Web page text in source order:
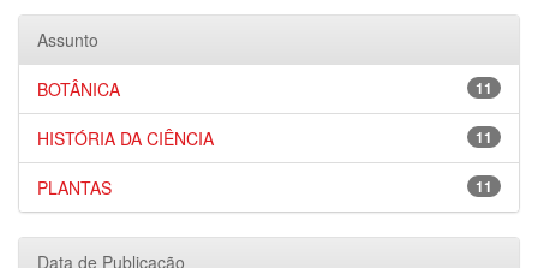
Assunto
11
BOTÂNICA
11
HISTÓRIA DA CIÊNCIA
11
PLANTAS
Data de Publicação